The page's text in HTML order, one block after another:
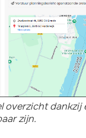
overzicht
zijn.